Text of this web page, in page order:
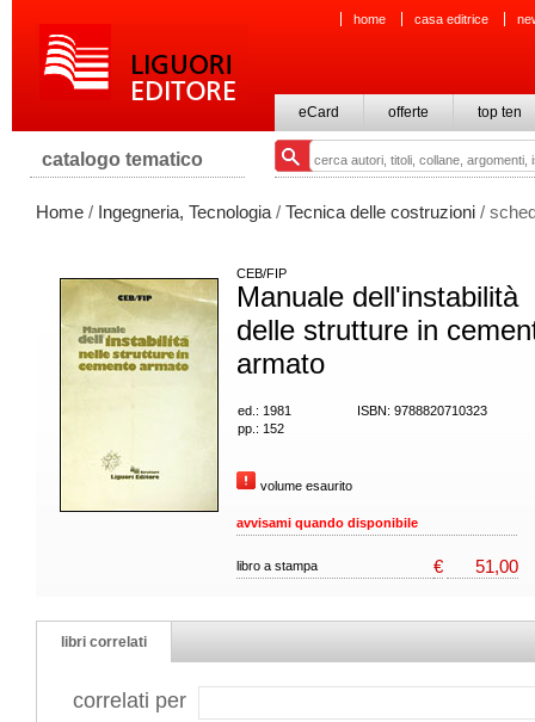
home casa editrice
eCard offerte top ten
catalogo tematico
Home / Ingegneria, Tecnologia / Tecnica delle costruzioni /
CEB/FIP
Manuale dell'instabilità
delle strutture in
armato
ed.: 1981
ISBN: 9788820710323
pp.: 152
volume esaurito
avvisami quando disponibile
libro a stampa € 51,00
libri correlati
correlati per